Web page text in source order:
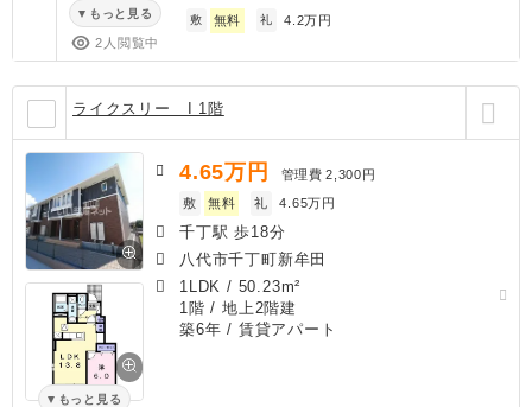
もっと見る
2人閲覧中
敷 無料 礼 4.2万円
ライクスリー I 1階
もっと見る
4.65万円 管理費 2,300円
敷
無料 礼 4.65万円
千丁駅 歩18分
八代市千丁町新牟田
1LDK / 50.23m²
1階 / 地上2階建
築6年 / 賃貸アパート